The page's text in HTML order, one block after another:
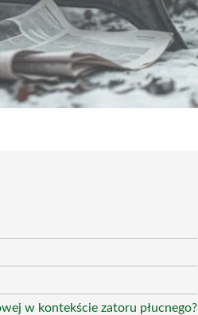
w kontekście zatoru płucnego?